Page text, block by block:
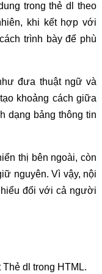
trong thẻ dl theo
khi kết hợp với
trình bày để phù
đưa thuật ngữ và
khoảng cách giữa
dạng bảng thông tin
thị bên ngoài, còn
nguyên. Vì vậy, nội
đối với cả người
dl trong HTML.